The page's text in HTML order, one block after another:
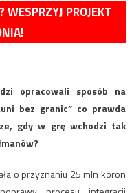
WESPRZYJ PROJEKT
opracowali sposób na
bez granic” co prawda
gdy w grę wchodzi tak
o przyznaniu 25 mln koron